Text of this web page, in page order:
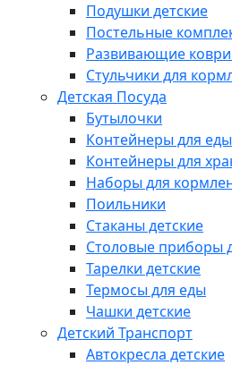
Подушки детские
Постельные
Развивающие
Стульчики для
Детская Посуда
Бутылочки
Контейнеры для еды
Контейнеры для
Наборы для
Поильники
Стаканы детские
Столовые приборы
Тарелки детские
Термосы для еды
Чашки детские
Детский Транспорт
Автокресла детские